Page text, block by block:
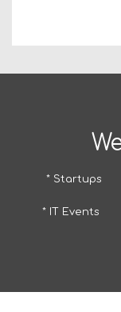
* Startups
* IT Events